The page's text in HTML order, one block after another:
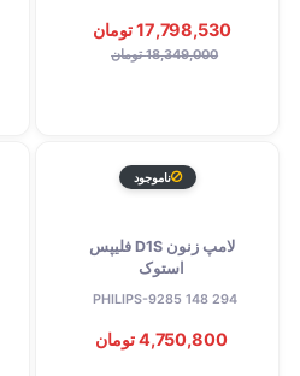
17,798,530 تومان
18,349,000 تومان
ناموجود
لامپ زنون D1S فلیپس
استوک
PHILIPS-9285 148 294
4,750,800 تومان